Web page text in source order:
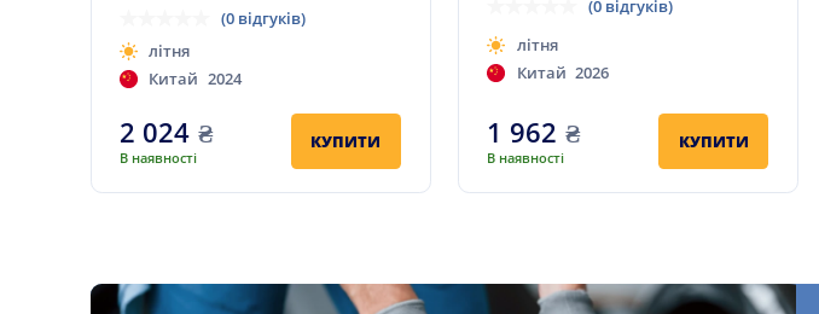
(0 відгуків)
літня
Китай 2024
2 024 ₴
В наявності
КУПИТИ
(0 відгуків)
літня
Китай 2026
1 962 ₴
В наявності
КУПИТИ